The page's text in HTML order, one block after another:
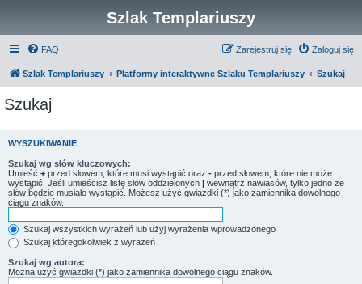
Szlak Templariuszy
FAQ Zaloguj się
Zarejestruj się
Szlak Templariuszy Platformy interaktywne Szlaku Templariuszy Szukaj
Szukaj
WYSZUKIWANIE
Szukaj wg słów kluczowych:
Umieść + przed słowem, które musi wystąpić oraz - przed słowem, które nie może
wystąpić. Jeśli umieścisz listę słów oddzielonych | wewnątrz nawiasów, tylko jedno ze
słów będzie musiało wystąpić. Możesz użyć gwiazdki (*) jako zamiennika dowolnego
ciągu znaków.
Szukaj wszystkich wyrażeń lub użyj wyrażenia wprowadzonego
Szukaj któregokolwiek z wyrażeń
Szukaj wg autora:
Można użyć gwiazdki (*) jako zamiennika dowolnego ciągu znaków.